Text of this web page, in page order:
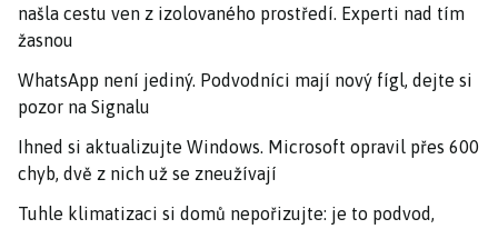
našla cestu ven z izolovaného prostředí. Experti nad tím
žasnou
WhatsApp není jediný. Podvodníci mají nový fígl, dejte si
pozor na Signalu
Ihned si aktualizujte Windows. Microsoft opravil přes 600
chyb, dvě z nich už se zneužívají
Tuhle klimatizaci si domů nepořizujte: je to podvod,